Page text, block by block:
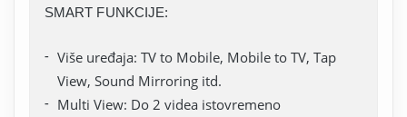
SMART FUNKCIJE:
Više uređaja: TV to Mobile, Mobile to TV, Tap
View, Sound Mirroring itd.
Multi View: Do 2 videa istovremeno